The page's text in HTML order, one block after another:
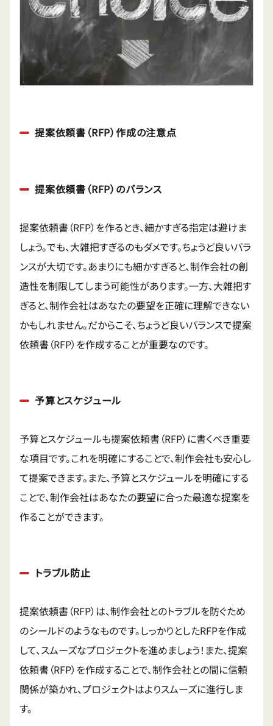
提案依頼書（RFP）作成の注意点
提案依頼書（RFP）のバランス
提案依頼書（RFP）を作るとき、細かすぎる指定は避けま
しょう。でも、大雑把すぎるのもダメです。ちょうど良いバラ
ンスが大切です。あまりにも細かすぎると、制作会社の創
造性を制限してしまう可能性があります。一方、大雑把す
ぎると、制作会社はあなたの要望を正確に理解できない
かもしれません。だからこそ、ちょうど良いバランスで提案
依頼書（RFP）を作成することが重要なのです。
予算とスケジュール
予算とスケジュールも提案依頼書（RFP）に書くべき重要
な項目です。これを明確にすることで、制作会社も安心し
て提案できます。また、予算とスケジュールを明確にする
ことで、制作会社はあなたの要望に合った最適な提案を
作ることができます。
トラブル防止
提案依頼書（RFP）は、制作会社とのトラブルを防ぐため
のシールドのようなものです。しっかりとしたRFPを作成
して、スムーズなプロジェクトを進めましょう！また、提案
依頼書（RFP）を作成することで、制作会社との間に信頼
関係が築かれ、プロジェクトはよりスムーズに進行しま
す。